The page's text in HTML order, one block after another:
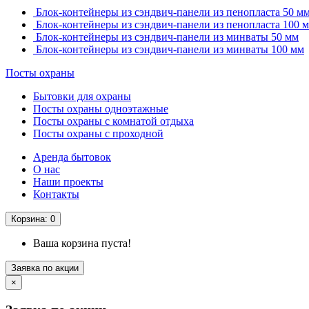
Блок-контейнеры из сэндвич-панели из пенопласта 50
Блок-контейнеры из сэндвич-панели из пенопласта 100
Блок-контейнеры из сэндвич-панели из минваты 50 мм
Блок-контейнеры из сэндвич-панели из минваты 100 мм
Посты охраны
Бытовки для охраны
Посты охраны одноэтажные
Посты охраны с комнатой отдыха
Посты охраны с проходной
Аренда бытовок
О нас
Наши проекты
Контакты
Корзина: 0
Ваша корзина пуста!
Заявка по акции
×